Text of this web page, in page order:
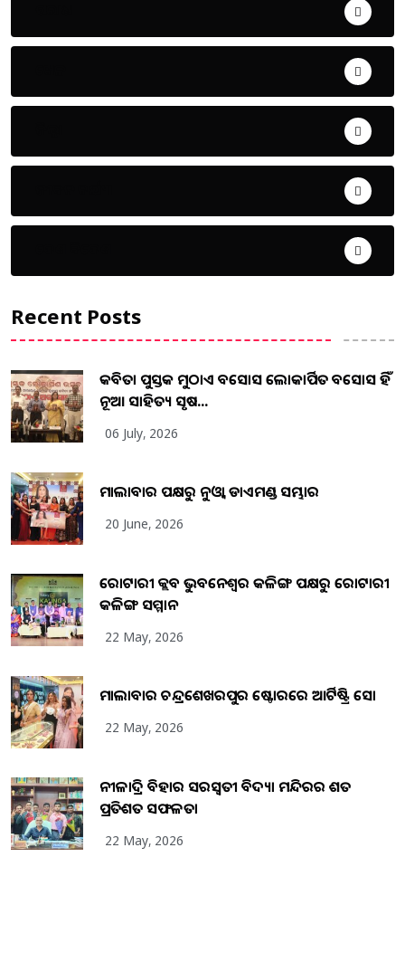
Recent Posts
କବିତା ପୁସ୍ତକ ମୁଠାଏ ଅବସୋସ ଲୋକାର୍ପିତ ଅବସୋସ ହିଁ
ନୂଆ ସାହିତ୍ୟ ସୃଷ...
06 July, 2026
ମାଲାବାର ପକ୍ଷରୁ ନୁଓ୍ବା ଡାଏମଣ୍ଡ ସମ୍ଭାର
20 June, 2026
ରୋଟାରୀ କ୍ଲବ ଭୁବନେଶ୍ୱର କଳିଙ୍ଗ ପକ୍ଷରୁ ରୋଟାରୀ
କଳିଙ୍ଗ ସମ୍ମାନ
22 May, 2026
ମାଲାବାର ଚନ୍ଦ୍ରଶେଖରପୁର ଷ୍ଟୋରରେ ଆର୍ଟିଷ୍ଟ୍ରି ସୋ
22 May, 2026
ନୀଳାଦ୍ରି ବିହାର ସରସ୍ୱତୀ ବିଦ୍ୟା ମନ୍ଦିରର ଶତ
ପ୍ରତିଶତ ସଫଳତା
22 May, 2026